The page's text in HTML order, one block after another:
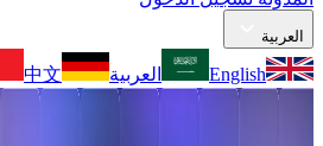
العربية
English العربية 中文